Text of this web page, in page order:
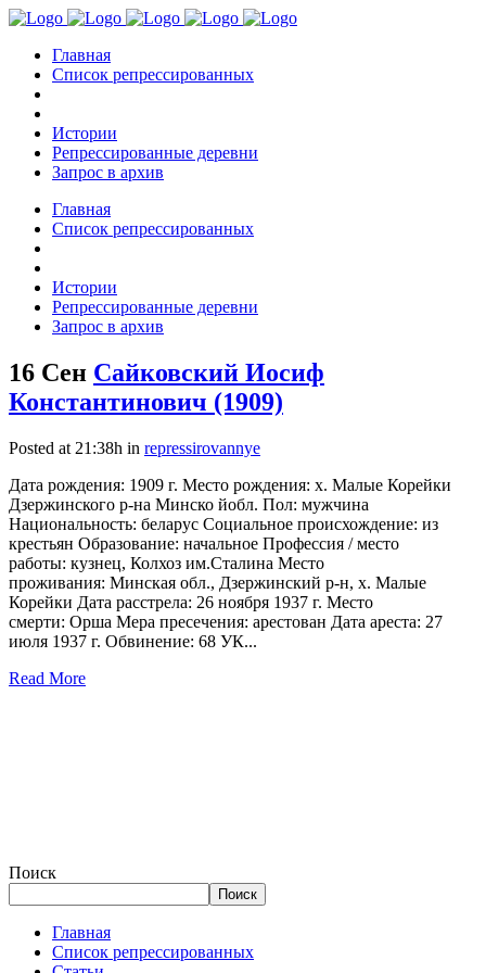
Главная
Список репрессированных
Истории
Репрессированные деревни
Запрос в архив
Главная
Список репрессированных
Истории
Репрессированные деревни
Запрос в архив
16 Сен Сайковский Иосиф
Константинович (1909)
Posted at 21:38h in repressirovannye
Дата рождения: 1909 г. Место рождения: х. Малые Корейки
Дзержинского р-на Минско йобл. Пол: мужчина
Национальность: беларус Социальное происхождение: из
крестьян Образование: начальное Профессия / место
работы: кузнец, Колхоз им.Сталина Место
проживания: Минская обл., Дзержинский р-н, х. Малые
Корейки Дата расстрела: 26 ноября 1937 г. Место
смерти: Орша Мера пресечения: арестован Дата ареста: 27
июля 1937 г. Обвинение: 68 УК...
Read More
Поиск
Поиск
Главная
Список репрессированных